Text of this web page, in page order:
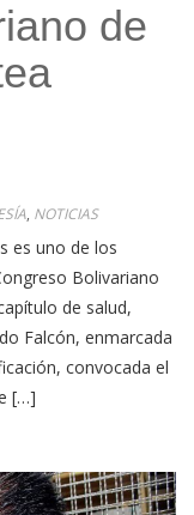
de
, NOTICIAS
es uno de los
Bolivariano
de salud,
Falcón, enmarcada
convocada el
[…]